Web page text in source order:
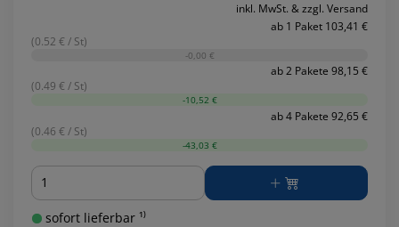
inkl. MwSt. & zzgl. Versand
ab 1 Paket 103,41 €
(0.52 € / St)
-0,00 €
ab 2 Pakete 98,15 €
(0.49 € / St)
-10,52 €
ab 4 Pakete 92,65 €
(0.46 € / St)
-43,03 €
Menge
sofort lieferbar ¹⁾